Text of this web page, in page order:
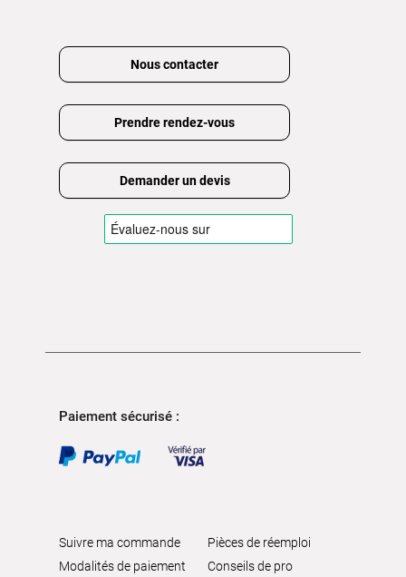
Nous contacter
Prendre rendez-vous
Demander un devis
Paiement sécurisé :
Suivre ma commande
Modalités de paiement
Pièces de réemploi
Conseils de pro